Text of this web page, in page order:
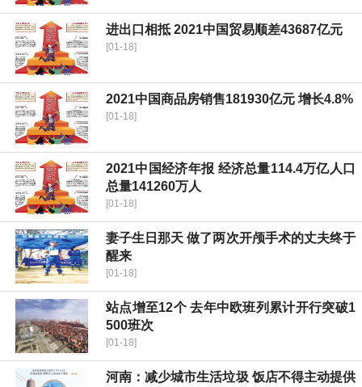
进出口相抵 2021中国贸易顺差43687亿元
[01-18]
2021中国商品房销售181930亿元 增长4.8%
[01-18]
2021中国经济年报 经济总量114.4万亿人口
总量141260万人
[01-18]
妻子生日那天 做了两次开颅手术的丈夫终于
醒来
[01-18]
站点增至12个 去年中欧班列累计开行突破1
500班次
[01-18]
河南：减少城市生活垃圾 饭店不得主动提供